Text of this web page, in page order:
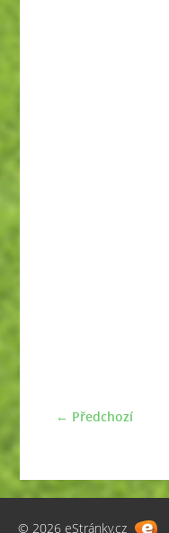
← Předchozí
© 2026 eStránky.cz